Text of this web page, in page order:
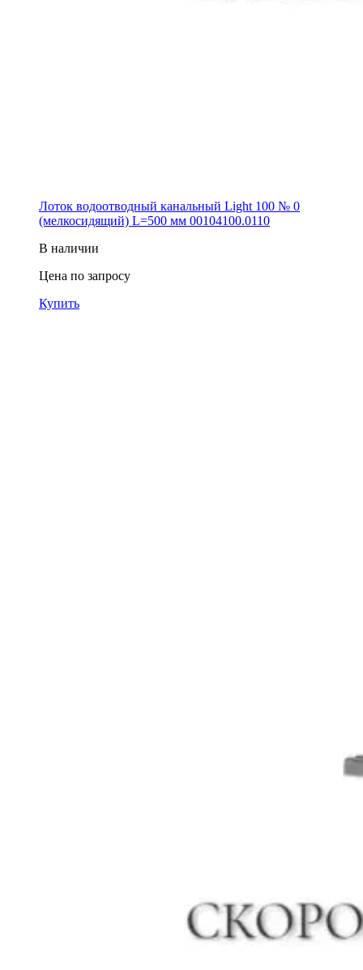
Лоток водоотводный канальный Light 100 № 0
(мелкосидящий) L=500 мм 00104100.0110
В наличии
Цена по запросу
Купить